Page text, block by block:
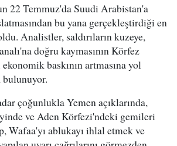
22 Temmuz'da Suudi Arabistan'a
bu yana gerçekleştirdiği en
Analistler, saldırıların kuzeye,
doğru kaymasının Körfez
baskının artmasına yol
bulunuyor.
çoğunlukla Yemen açıklarında,
ve Aden Körfezi'ndeki gemileri
Wafaa'yı ablukayı ihlal etmek ve